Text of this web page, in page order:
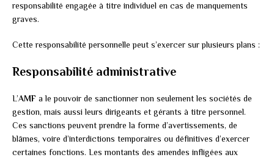
responsabilité engagée à titre individuel en cas de manquements
graves.
Cette responsabilité personnelle peut s’exercer sur plusieurs plans :
Responsabilité administrative
L’AMF a le pouvoir de sanctionner non seulement les sociétés de
gestion, mais aussi leurs dirigeants et gérants à titre personnel.
Ces sanctions peuvent prendre la forme d’avertissements, de
blâmes, voire d’interdictions temporaires ou définitives d’exercer
certaines fonctions. Les montants des amendes infligées aux